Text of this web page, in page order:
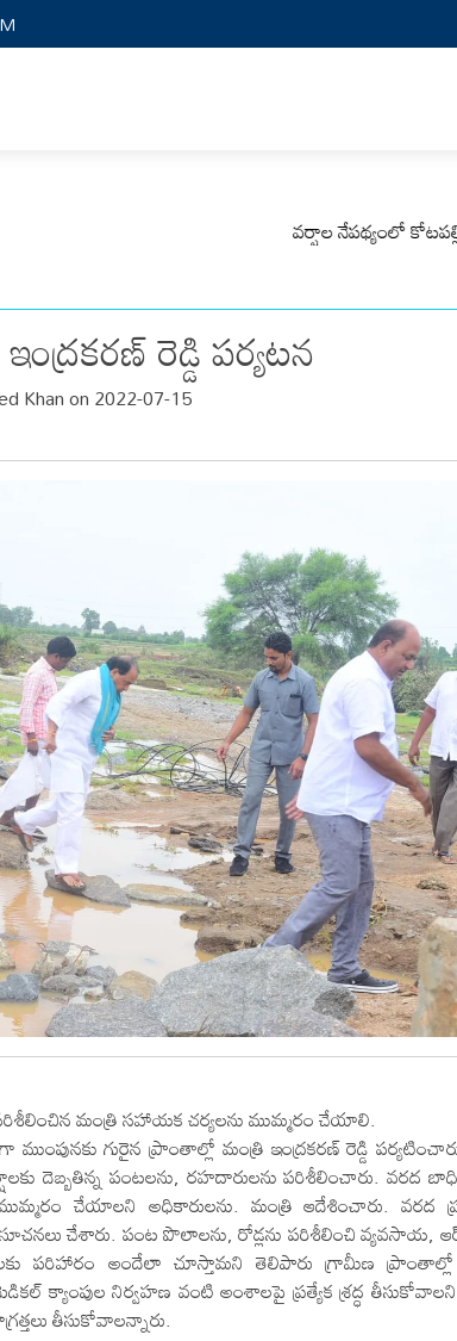
వర్షాల నేపథ్యంలో కోటపల్లి,
రెడ్డి పర్యటన
Khan on 2022-07-15
మంత్రి స‌హాయ‌క చ‌ర్య‌ల‌ను ముమ్మ‌రం చేయాలి.
గురైన ప్రాంతాల్లో మంత్రి ఇంద్ర‌క‌ర‌ణ్ రెడ్డి
దెబ్బ‌తిన్న పంటల‌ను, ర‌హ‌దారుల‌ను ప‌రిశీలించారు. వరద
చేయాలని అధికారులను. మంత్రి ఆదేశించారు. వరద
చేశారు. పంట పొలాలను, రోడ్ల‌ను పరిశీలించి వ్యవసాయ,
పరిహారం అందేలా చూస్తామని తెలిపారు గ్రామీణ ప్రాంతాల్లో
క్యాంపుల నిర్వహణ వంటి అంశాలపై ప్రత్యేక శ్రద్ధ
తీసుకోవాలన్నారు.